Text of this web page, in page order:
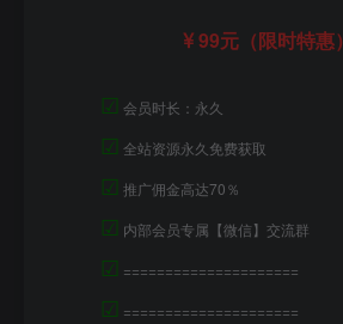
99元（限时特惠）
☑ 会员时长：永久
☑ 全站资源永久免费获取
☑ 推广佣金高达70％
☑ 内部会员专属【微信】交流群
☑ =====================
☑ =====================